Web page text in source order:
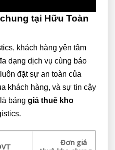
tại Hữu Toàn
khách hàng yên tâm
dạng dịch vụ cùng báo
đặt sự an toàn của
khách hàng, và sự tin cậy
bảng giá thuê kho
Đơn giá